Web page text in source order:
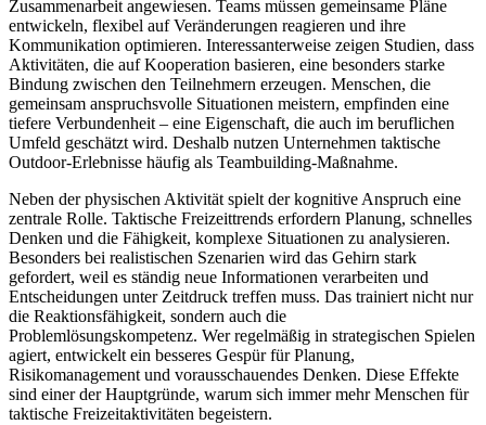
Zusammenarbeit angewiesen. Teams müssen gemeinsame Pläne
entwickeln, flexibel auf Veränderungen reagieren und ihre
Kommunikation optimieren. Interessanterweise zeigen Studien, dass
Aktivitäten, die auf Kooperation basieren, eine besonders starke
Bindung zwischen den Teilnehmern erzeugen. Menschen, die
gemeinsam anspruchsvolle Situationen meistern, empfinden eine
tiefere Verbundenheit – eine Eigenschaft, die auch im beruflichen
Umfeld geschätzt wird. Deshalb nutzen Unternehmen taktische
Outdoor-Erlebnisse häufig als Teambuilding-Maßnahme.
Neben der physischen Aktivität spielt der kognitive Anspruch eine
zentrale Rolle. Taktische Freizeittrends erfordern Planung, schnelles
Denken und die Fähigkeit, komplexe Situationen zu analysieren.
Besonders bei realistischen Szenarien wird das Gehirn stark
gefordert, weil es ständig neue Informationen verarbeiten und
Entscheidungen unter Zeitdruck treffen muss. Das trainiert nicht nur
die Reaktionsfähigkeit, sondern auch die
Problemlösungskompetenz. Wer regelmäßig in strategischen Spielen
agiert, entwickelt ein besseres Gespür für Planung,
Risikomanagement und vorausschauendes Denken. Diese Effekte
sind einer der Hauptgründe, warum sich immer mehr Menschen für
taktische Freizeitaktivitäten begeistern.